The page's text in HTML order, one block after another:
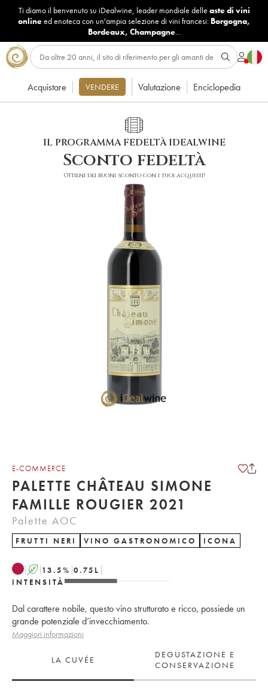
Ti diamo il benvenuto su iDealwine, leader mondiale delle aste di vini
onlineed enoteca con un'ampia selezione di vini francesi: Borgogna,
Bordeaux, Champagne...
Acquistare VENDERE Valutazione Enciclopedia
IL PROGRAMMA FEDELTÀ IDEALWINE
Sconto fedeltà
Ottieni dei buoni sconto con i tuoi acquisti!
E-COMMERCE
PALETTE CHÂTEAU SIMONE
FAMILLE ROUGIER 2021
Palette AOC
FRUTTI NERI VINO GASTRONOMICO ICONA
A 13.5% 0.75 L
INTENSITÀ
Dal carattere nobile, questo vino strutturato e ricco, possiede un
grande potenziale d’invecchiamento.
Maggiori informazioni
LA CUVÉE
DEGUSTAZIONE E
CONSERVAZIONE